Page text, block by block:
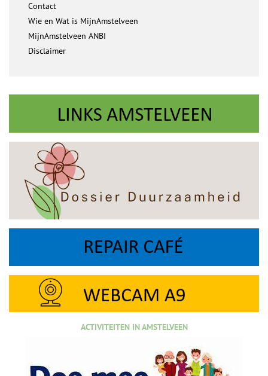
Contact
Wie en Wat is MijnAmstelveen
MijnAmstelveen ANBI
Disclaimer
ACTIVITEITEN IN AMSTELVEEN